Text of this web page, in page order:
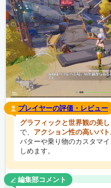
プレイヤーの評価・レビュー
グラフィックと世界観の美し
で、 アクション性の高いバ
バターや乗り物のカスタマ
しめます。
編集部コメント